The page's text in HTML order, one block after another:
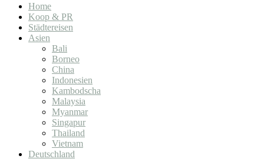
Home
Koop & PR
Städtereisen
Asien
Bali
Borneo
China
Indonesien
Kambodscha
Malaysia
Myanmar
Singapur
Thailand
Vietnam
Deutschland